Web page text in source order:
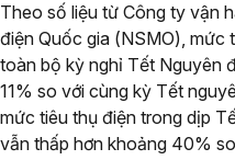
Theo số liệu từ Công ty vận
điện Quốc gia (NSMO), mức
toàn bộ kỳ nghỉ Tết Nguyên
11% so với cùng kỳ Tết
mức tiêu thụ điện trong dịp
vẫn thấp hơn khoảng 40%